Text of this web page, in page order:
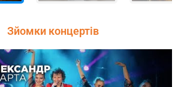
Зйомки концертів